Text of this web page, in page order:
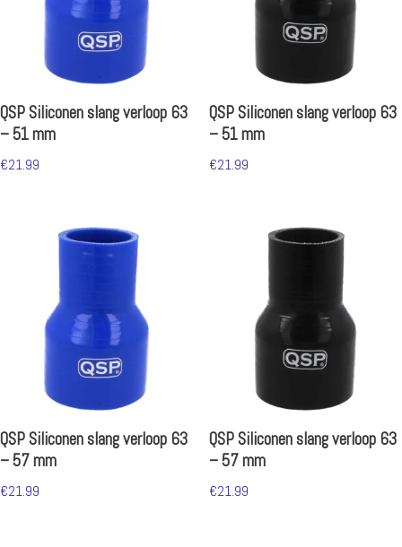
QSP Siliconen slang verloop 63
– 51 mm
€21.99
QSP Siliconen slang verloop 63
– 51 mm
€21.99
QSP Siliconen slang verloop 63
– 57 mm
€21.99
QSP Siliconen slang verloop 63
– 57 mm
€21.99